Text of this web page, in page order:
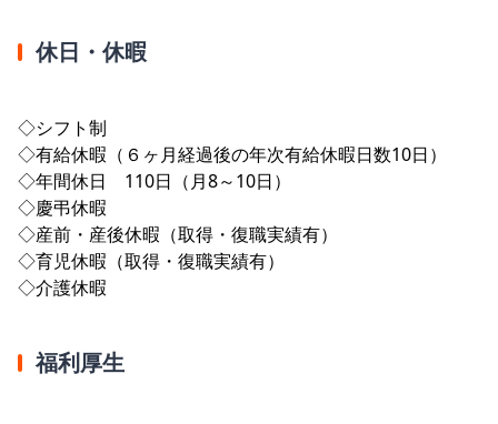
休日・休暇
◇シフト制
◇有給休暇（６ヶ月経過後の年次有給休暇日数10日）
◇年間休日 110日（月8～10日）
◇慶弔休暇
◇産前・産後休暇（取得・復職実績有）
◇育児休暇（取得・復職実績有）
◇介護休暇
福利厚生